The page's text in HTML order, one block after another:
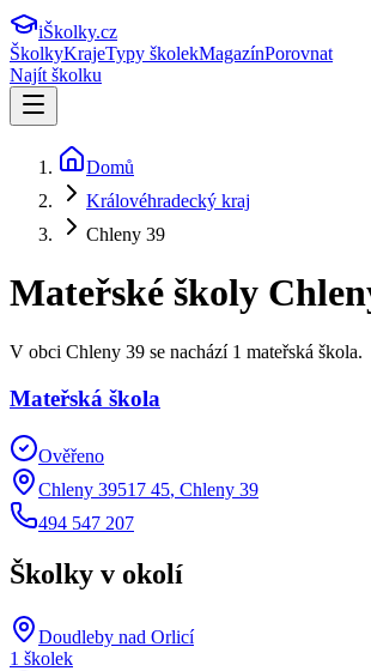
iŠkolky.cz
ŠkolkyKrajeTypy školekMagazínPorovnat
Najít školku
Domů
Královéhradecký kraj
Chleny 39
Mateřské školy
V obci Chleny 39 se nachází 1 mateřská škola.
Mateřská škola
Ověřeno
Chleny 39517 45, Chleny 39
494 547 207
Školky v okolí
Doudleby nad Orlicí
1 školek